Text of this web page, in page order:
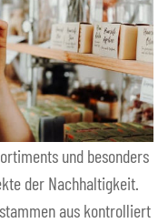
und besonders
der Nachhaltigkeit.
aus kontrolliert